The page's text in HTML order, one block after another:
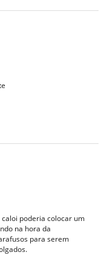
poderia colocar um
na hora da
para serem